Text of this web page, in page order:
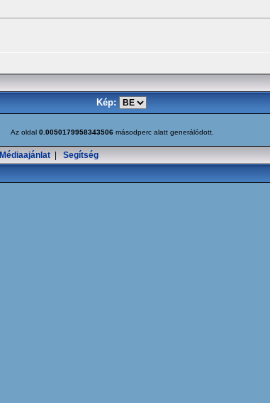
Kép:
Az oldal 0.0050179958343506másodperc alatt generálódott.
Médiaajánlat Segítség